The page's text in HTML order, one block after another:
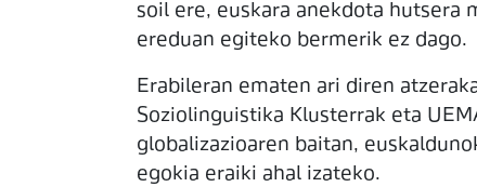
soil ere, euskara anekdota hutsera
ereduan egiteko bermerik ez dago.
Erabileran ematen ari diren
Soziolinguistika Klusterrak eta
globalizazioaren baitan,
egokia eraiki ahal izateko.